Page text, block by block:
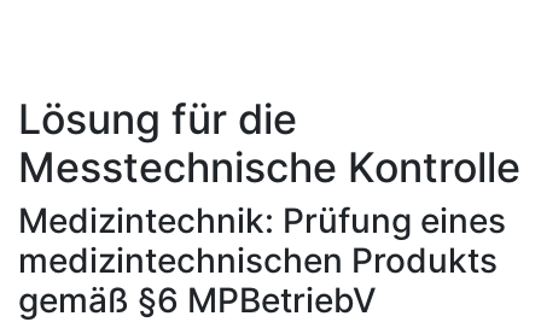
Lösung für die
Messtechnische Kontrolle
Medizintechnik: Prüfung eines
medizintechnischen Produkts
gemäß §6 MPBetriebV